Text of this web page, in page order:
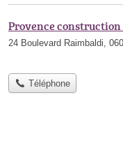
Provence
24 Boulevard Raimbaldi,
Téléphone